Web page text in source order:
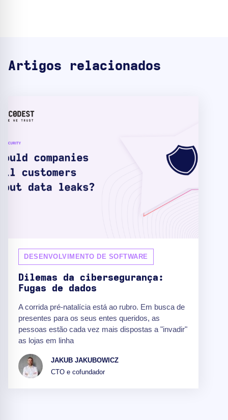
Artigos relacionados
DESENVOLVIMENTO DE SOFTWARE
Dilemas da cibersegurança:
Fugas de dados
A corrida pré-natalícia está ao rubro. Em busca de
presentes para os seus entes queridos, as
pessoas estão cada vez mais dispostas a "invadir"
as lojas em linha
JAKUB JAKUBOWICZ
CTO e cofundador